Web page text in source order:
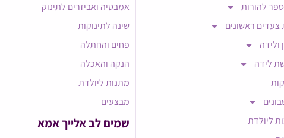
להורות
צעדים ראשונים
ולידה
לידה
ליולדת
אמבטיה ואביזרים לתינוק
שינה לתינוקות
פחים והחתלה
הנקה והאכלה
מתנות ליולדת
מבצעים
שמים לב אלייך אמא​